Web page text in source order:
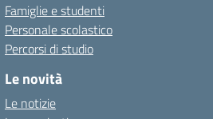
Famiglie e studenti
Personale scolastico
Percorsi di studio
Le novità
Le notizie